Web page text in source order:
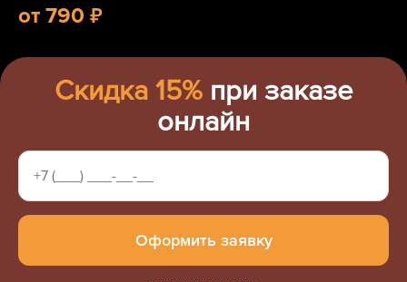
от 790 ₽
Скидка 15% при заказе
онлайн